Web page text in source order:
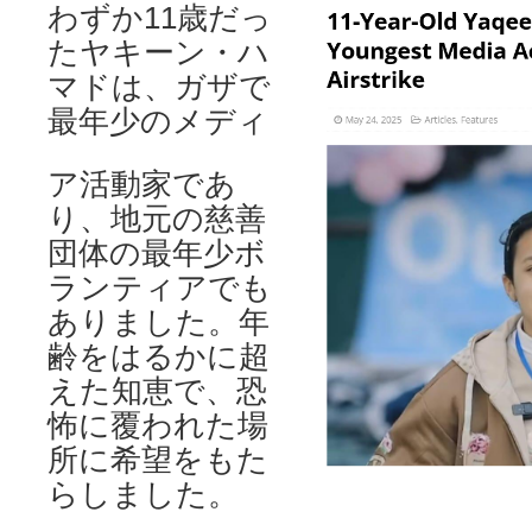
わずか11歳だっ
たヤキーン・ハ
マドは、ガザで
最年少のメディ
ア活動家であ
り、地元の慈善
団体の最年少ボ
ランティアでも
ありました。年
齢をはるかに超
えた知恵で、恐
怖に覆われた場
所に希望をもた
らしました。